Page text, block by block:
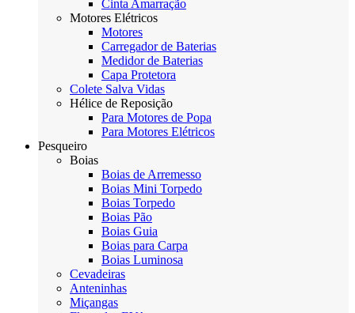
Cinta Amarração
Motores Elétricos
Motores
Carregador de Baterias
Medidor de Baterias
Capa Protetora
Colete Salva Vidas
Hélice de Reposição
Para Motores de Popa
Para Motores Elétricos
Pesqueiro
Boias
Boias de Arremesso
Boias Mini Torpedo
Boias Torpedo
Boias Pão
Boias Guia
Boias para Carpa
Boias Luminosa
Cevadeiras
Anteninhas
Miçangas